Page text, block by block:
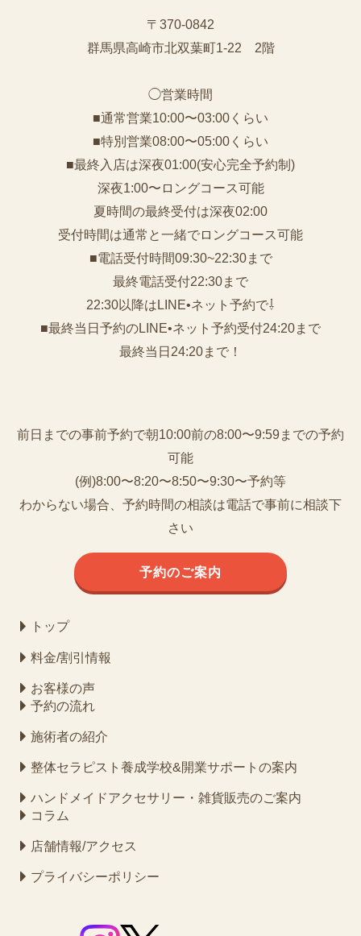
〒370-0842
群馬県高崎市北双葉町1-22 2階
◯営業時間
■通常営業10:00〜03:00くらい
■特別営業08:00〜05:00くらい
■最終入店は深夜01:00(安心完全予約制)
深夜1:00〜ロングコース可能
夏時間の最終受付は深夜02:00
受付時間は通常と一緒でロングコース可能
■電話受付時間09:30~22:30まで
️最終電話受付22:30まで
22:30以降はLINE•ネット予約で⇩
■最終当日予約のLINE•ネット予約受付24:20まで
最終当日24:20まで！
前日までの事前予約で朝10:00前の8:00〜9:59までの予約
可能
(例)8:00〜8:20〜8:50〜9:30〜予約等
わからない場合、予約時間の相談は電話で事前に相談下
さい
予約のご案内
トップ
料金/割引情報
お客様の声
予約の流れ
施術者の紹介
整体セラピスト養成学校&開業サポートの案内
ハンドメイドアクセサリー・雑貨販売のご案内
コラム
店舗情報/アクセス
プライバシーポリシー